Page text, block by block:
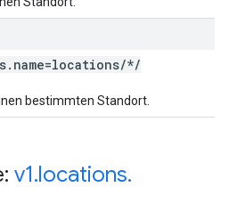
. name=locations/*/
bestimmten Standort.
v1.locations.